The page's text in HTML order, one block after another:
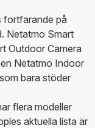
fortfarande på
Netatmo Smart
Outdoor Camera
Netatmo Indoor
bara stöder
flera modeller
aktuella lista är